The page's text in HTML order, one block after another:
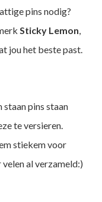
pins nodig?
Sticky Lemon,
jou het beste past.
staan pins staan
te versieren.
stiekem voor
al verzameld:)